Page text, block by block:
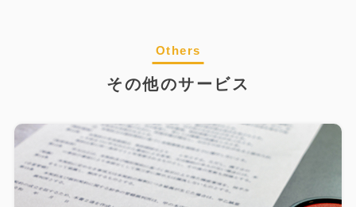
Others
その他のサービス